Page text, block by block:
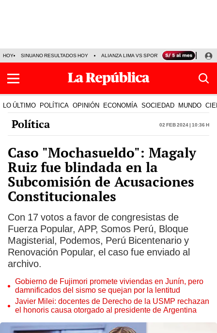
HOY SINUANO RESULTADOS HOY ALIANZA LIMA VS SPORT BOYS JORGE
LO ÚLTIMO POLÍTICA OPINIÓN ECONOMÍA SOCIEDAD MUNDO
Política 02 Feb 2024 | 10:36 h
Caso "Mochasueldo": Magaly
Ruiz fue blindada en la
Subcomisión de Acusaciones
Constitucionales
Con 17 votos a favor de congresistas de
Fuerza Popular, APP, Somos Perú, Bloque
Magisterial, Podemos, Perú Bicentenario y
Renovación Popular, el caso fue enviado al
archivo.
Gobierno de Fujimori promete viviendas en Junín, pero
damnificados del sismo se quejan por la lentitud
Javier Milei: docentes de Derecho de la USMP rechazan
el honoris causa otorgado al presidente de Argentina